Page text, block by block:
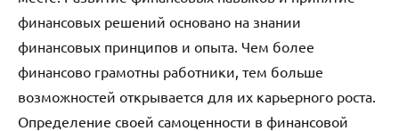
финансовых решений основано на знании
финансовых принципов и опыта. Чем более
финансово грамотны работники, тем больше
возможностей открывается для их карьерного роста.
Определение своей самоценности в финансовой